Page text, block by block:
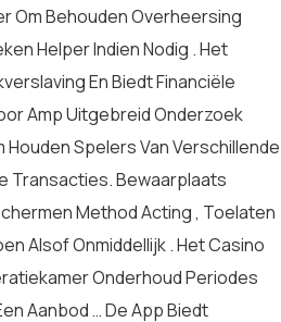
Om Behouden Overheersing
Helper Indien Nodig . Het
En Biedt Financiële
Amp Uitgebreid Onderzoek
Spelers Van Verschillende
Transacties. Bewaarplaats
Method Acting , Toelaten
Alsof Onmiddellijk . Het Casino
Onderhoud Periodes
Aanbod … De App Biedt